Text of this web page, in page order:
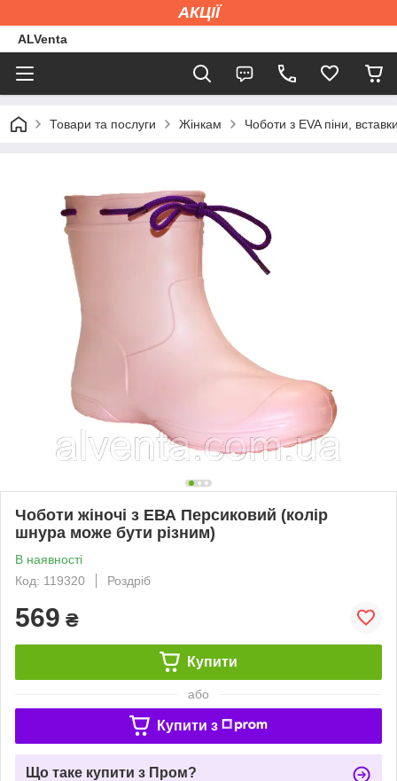
АКЦІЇ
ALVenta
Товари та послуги Жінкам Чоботи з EVA піни,
Чоботи жіночі з ЕВА Персиковий (колір
шнура може бути різним)
В наявності
Код: 119320
Роздріб
569 ₴
Купити
або
Купити з
Що таке купити з Пром?